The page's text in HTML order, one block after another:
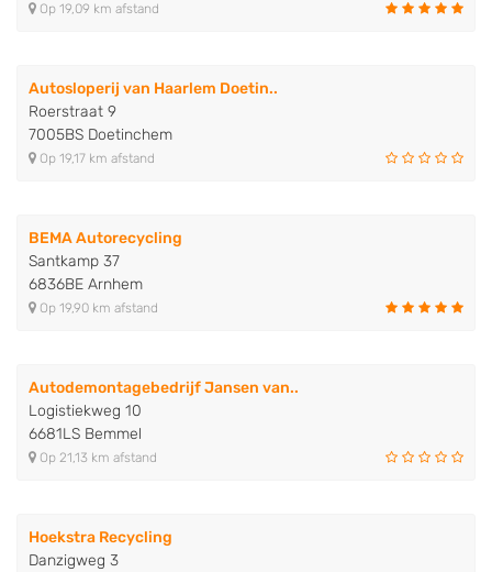
Op 19,09 km afstand
Autosloperij van Haarlem Doetin..
Roerstraat 9
7005BS Doetinchem
Op 19,17 km afstand
BEMA Autorecycling
Santkamp 37
6836BE Arnhem
Op 19,90 km afstand
Autodemontagebedrijf Jansen van..
Logistiekweg 10
6681LS Bemmel
Op 21,13 km afstand
Hoekstra Recycling
Danzigweg 3